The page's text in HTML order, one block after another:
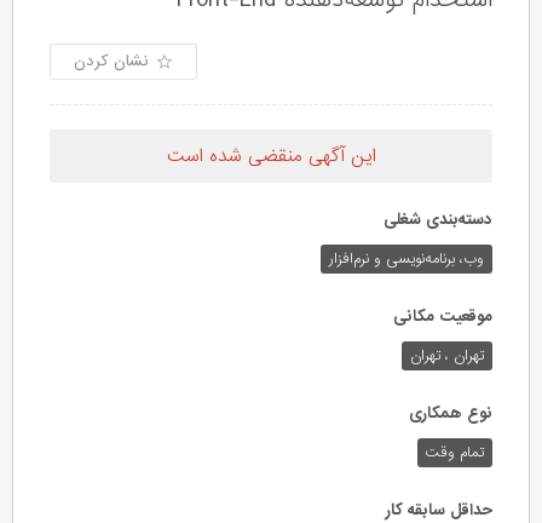
نشان کردن
این آگهی منقضی شده است
دسته‌بندی شغلی
وب،‌ برنامه‌نویسی و نرم‌افزار
موقعیت مکانی
تهران ، تهران
نوع همکاری
تمام وقت
حداقل سابقه کار